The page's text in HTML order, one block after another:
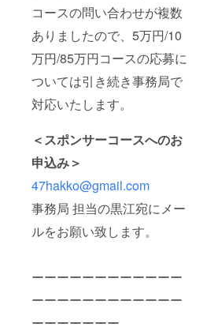
コースの問い合わせが複数
ありましたので、5万円/10
万円/85万円コースの応募に
ついては引き続き事務局で
対応いたします。
＜スポンサーコースへのお
申込み＞
47hakko@gmail.com
事務局 担当の黒江宛にメー
ルをお願い致します。
ーーーーーーーーーーーー
ーーーーーーーーーーーー
ーーーーーーー